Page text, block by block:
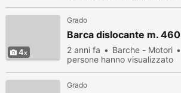
4
Grado
Barca dislocante m. 460
2 anni fa Barche - Motori
persone hanno visualizzato
Grado